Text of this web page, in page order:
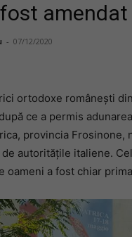
amendat
- 07/12/2020
ortodoxe românești
ce a permis
provincia
de autoritățile italiene.
oameni a fost chiar